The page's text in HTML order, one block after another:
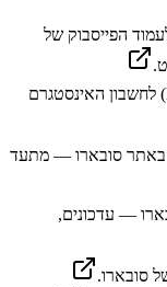
הפייסבוק של
הודעה פרטית (DM) לחשבון האינסטגרם
באתר סובארו — מתעד
— עדכונים,
סובארו.